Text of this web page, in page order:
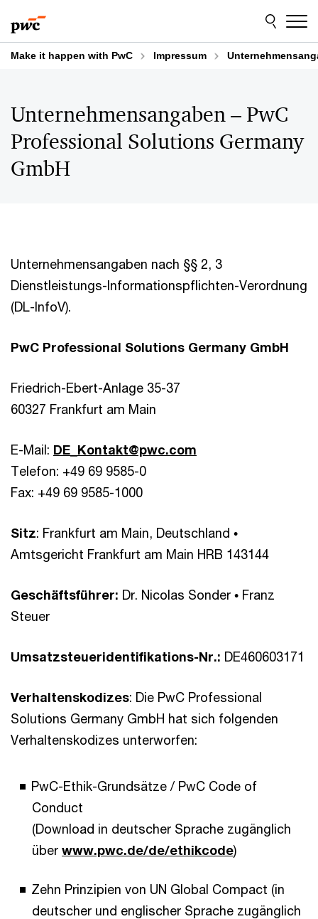
to
content
to
footer
Make it happen with PwC Impressum
Unternehmensangaben – PwC
Professional Solutions Germany
GmbH
Unternehmensangaben nach §§ 2, 3
Dienstleistungs-Informationspflichten-Verordnung
(DL-InfoV).
PwC Professional Solutions Germany GmbH
Friedrich-Ebert-Anlage 35-37
60327 Frankfurt am Main
E-Mail: DE_Kontakt@pwc.com
Telefon: +49 69 9585-0
Fax: +49 69 9585-1000
Sitz: Frankfurt am Main, Deutschland •
Amtsgericht Frankfurt am Main HRB 143144
Geschäftsführer: Dr. Nicolas Sonder • Franz
Steuer
Umsatzsteueridentifikations-Nr.: DE460603171
Verhaltenskodizes: Die PwC Professional
Solutions Germany GmbH hat sich folgenden
Verhaltenskodizes unterworfen:
PwC-Ethik-Grundsätze / PwC Code of
Conduct
(Download in deutscher Sprache zugänglich
über www.pwc.de/de/ethikcode)
Zehn Prinzipien von UN Global Compact (in
deutscher und englischer Sprache zugänglich